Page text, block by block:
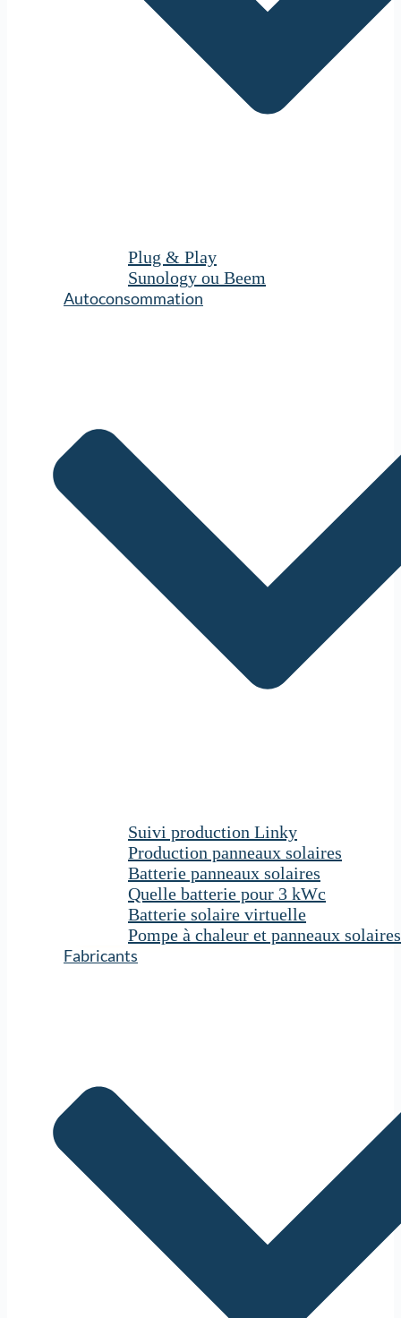
Plug & Play
Sunology ou Beem
Autoconsommation
Suivi production Linky
Production panneaux solaires
Batterie panneaux solaires
Quelle batterie pour 3 kWc
Batterie solaire virtuelle
Pompe à chaleur et panneaux solaires
Fabricants